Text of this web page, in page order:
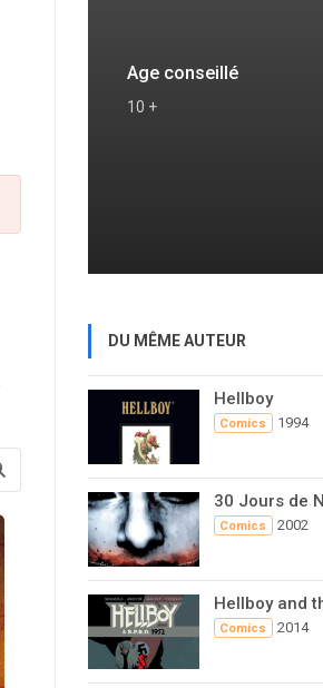
Age conseillé
10 +
DU MÊME AUTEUR
Hellboy
Comics 1994
30 Jours de
Comics 2002
Hellboy and
Comics 2014